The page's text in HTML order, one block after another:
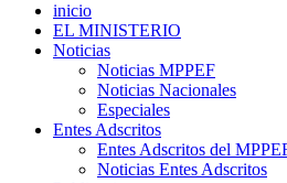
inicio
EL MINISTERIO
Noticias
Noticias MPPEF
Noticias Nacionales
Especiales
Entes Adscritos
Entes Adscritos del
Noticias Entes Adscritos